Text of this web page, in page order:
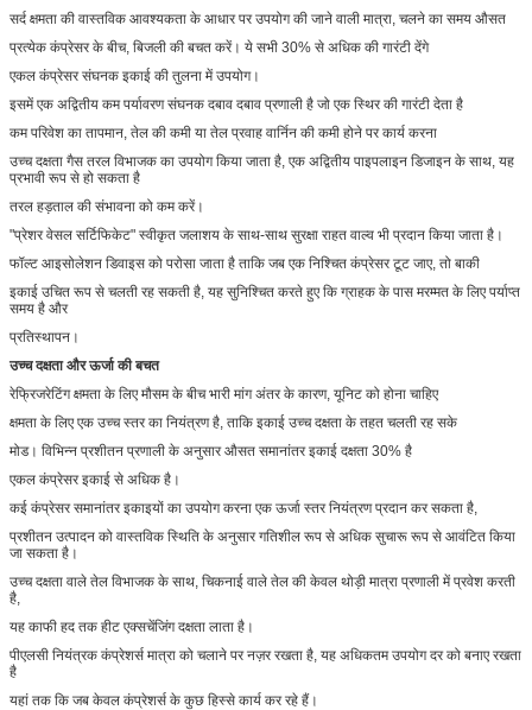
सर्द क्षमता की वास्तविक आवश्यकता के आधार पर उपयोग की जाने वाली मात्रा, चलने का समय औसत
प्रत्येक कंप्रेसर के बीच, बिजली की बचत करें। ये सभी 30% से अधिक की गारंटी देंगे
एकल कंप्रेसर संघनक इकाई की तुलना में उपयोग।
इसमें एक अद्वितीय कम पर्यावरण संघनक दबाव दबाव प्रणाली है जो एक स्थिर की गारंटी देता है
कम परिवेश का तापमान, तेल की कमी या तेल प्रवाह वार्निन की कमी होने पर कार्य करना
उच्च दक्षता गैस तरल विभाजक का उपयोग किया जाता है, एक अद्वितीय पाइपलाइन डिजाइन के साथ, यह
प्रभावी रूप से हो सकता है
तरल हड़ताल की संभावना को कम करें।
"प्रेशर वेसल सर्टिफिकेट" स्वीकृत जलाशय के साथ-साथ सुरक्षा राहत वाल्व भी प्रदान किया जाता है।
फॉल्ट आइसोलेशन डिवाइस को परोसा जाता है ताकि जब एक निश्चित कंप्रेसर टूट जाए, तो बाकी
इकाई उचित रूप से चलती रह सकती है, यह सुनिश्चित करते हुए कि ग्राहक के पास मरम्मत के लिए पर्याप्त
समय है और
प्रतिस्थापन।
उच्च दक्षता और ऊर्जा की बचत
रेफ्रिजरेटिंग क्षमता के लिए मौसम के बीच भारी मांग अंतर के कारण, यूनिट को होना चाहिए
क्षमता के लिए एक उच्च स्तर का नियंत्रण है, ताकि इकाई उच्च दक्षता के तहत चलती रह सके
मोड। विभिन्न प्रशीतन प्रणाली के अनुसार औसत समानांतर इकाई दक्षता 30% है
एकल कंप्रेसर इकाई से अधिक है।
कई कंप्रेसर समानांतर इकाइयों का उपयोग करना एक ऊर्जा स्तर नियंत्रण प्रदान कर सकता है,
प्रशीतन उत्पादन को वास्तविक स्थिति के अनुसार गतिशील रूप से अधिक सुचारू रूप से आवंटित किया
जा सकता है।
उच्च दक्षता वाले तेल विभाजक के साथ, चिकनाई वाले तेल की केवल थोड़ी मात्रा प्रणाली में प्रवेश करती
है,
यह काफी हद तक हीट एक्सचेंजिंग दक्षता लाता है।
पीएलसी नियंत्रक कंप्रेशर्स मात्रा को चलाने पर नज़र रखता है, यह अधिकतम उपयोग दर को बनाए रखता
है
यहां तक ​​कि जब केवल कंप्रेशर्स के कुछ हिस्से कार्य कर रहे हैं।